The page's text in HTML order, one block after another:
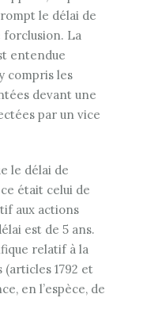
le délai de
forclusion. La
entendue
compris les
devant une
par un vice
le délai de
était celui de
aux actions
est de 5 ans.
relatif à la
1792 et
en l’espèce, de